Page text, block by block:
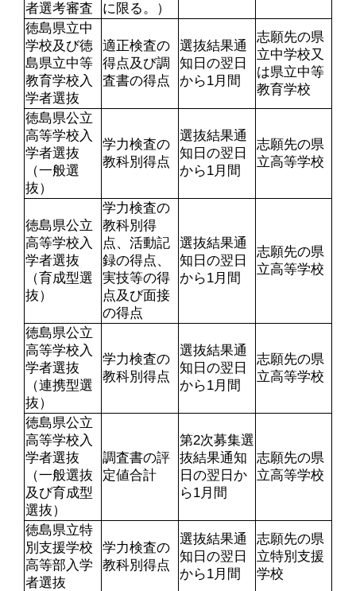
者選考審査
に限る。）
徳島県立中
学校及び徳
島県立中等
教育学校入
学者選抜
適正検査の
得点及び調
査書の得点
選抜結果通
知日の翌日
から1月間
志願先の県
立中学校又
は県立中等
教育学校
徳島県公立
高等学校入
学者選抜
（一般選
抜）
学力検査の
教科別得点
選抜結果通
知日の翌日
から1月間
志願先の県
立高等学校
徳島県公立
高等学校入
学者選抜
（育成型選
抜）
学力検査の
教科別得
点、活動記
録の得点、
実技等の得
点及び面接
の得点
選抜結果通
知日の翌日
から1月間
志願先の県
立高等学校
徳島県公立
高等学校入
学者選抜
（連携型選
抜）
学力検査の
教科別得点
選抜結果通
知日の翌日
から1月間
志願先の県
立高等学校
徳島県公立
高等学校入
学者選抜
（一般選抜
及び育成型
選抜）
調査書の評
定値合計
第2次募集選
抜結果通知
日の翌日か
ら1月間
志願先の県
立高等学校
徳島県立特
別支援学校
高等部入学
者選抜
学力検査の
教科別得点
選抜結果通
知日の翌日
から1月間
志願先の県
立特別支援
学校